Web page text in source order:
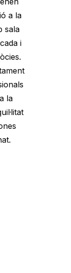
a la
sala
i
la